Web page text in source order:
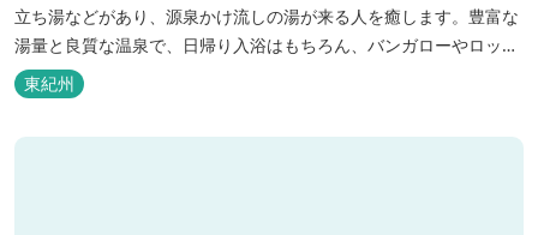
立ち湯などがあり、源泉かけ流しの湯が来る人を癒します。豊富な
湯量と良質な温泉で、日帰り入浴はもちろん、バンガローやロッジ
などの宿泊施設も備えているので、宿泊しながらゆったりと温泉を
楽しむ人も多いです。
東紀州